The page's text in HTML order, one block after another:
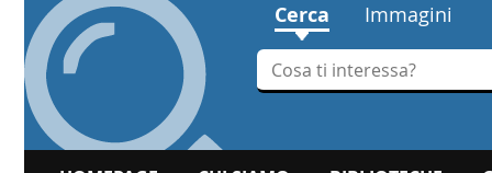
Cerca Immagini
Cerca su "Cerca"